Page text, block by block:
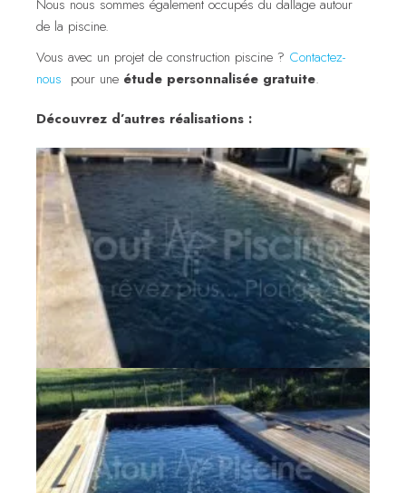
Nous nous sommes également occupés du dallage autour
de la piscine.
Vous avec un projet de construction piscine ? Contactez-
nous pour une étude personnalisée gratuite.
Découvrez d’autres réalisations :